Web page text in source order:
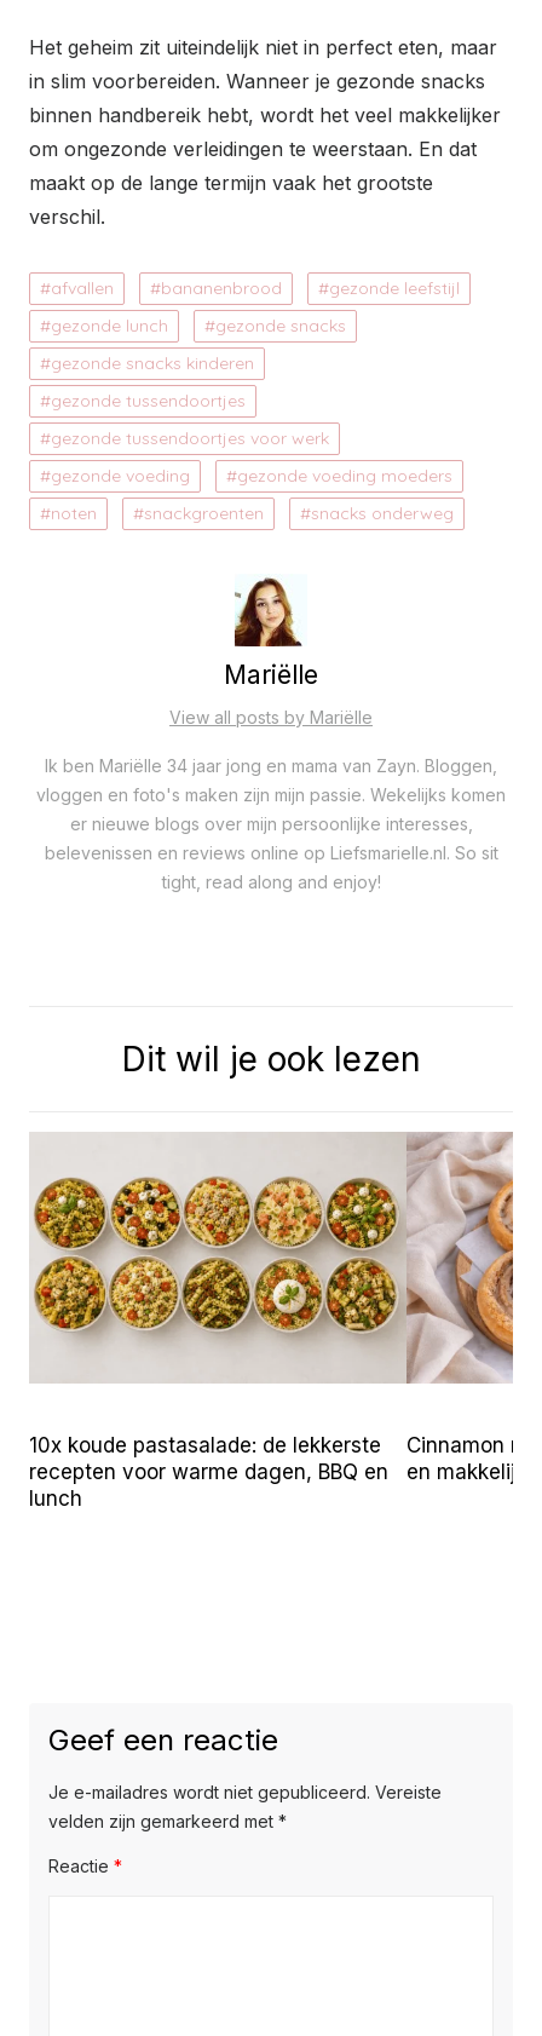
Het geheim zit uiteindelijk niet in perfect eten, maar
in slim voorbereiden. Wanneer je gezonde snacks
binnen handbereik hebt, wordt het veel makkelijker
om ongezonde verleidingen te weerstaan. En dat
maakt op de lange termijn vaak het grootste
verschil.
afvallen bananenbrood
gezonde leefstijl
gezonde lunch
gezonde snacks
gezonde snacks kinderen
gezonde tussendoortjes
gezonde tussendoortjes voor werk
gezonde voeding
gezonde voeding moeders
noten
snackgroenten snacks onderweg
Mariëlle
View all posts by Mariëlle
Ik ben Mariëlle 34 jaar jong en mama van Zayn. Bloggen,
vloggen en foto's maken zijn mijn passie. Wekelijks komen
er nieuwe blogs over mijn persoonlijke interesses,
belevenissen en reviews online op Liefsmarielle.nl. So sit
tight, read along and enjoy!
Dit wil je ook lezen
10x koude pastasalade: de lekkerste
recepten voor warme dagen, BBQ en
lunch
Cinnamon
en makkelijk
Geef een reactie
Je e-mailadres wordt niet gepubliceerd. Vereiste
velden zijn gemarkeerd met *
Reactie *